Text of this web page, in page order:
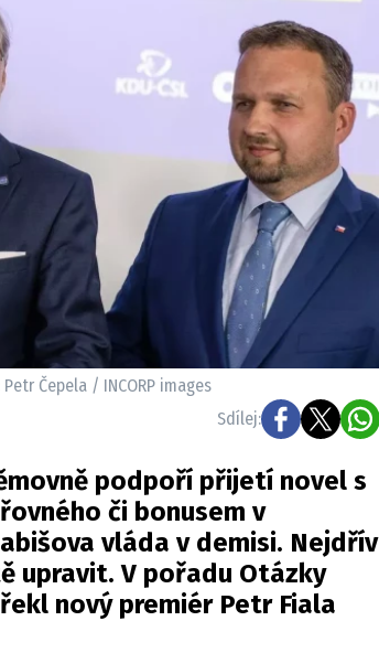
nám mail na: redakce@newsbox.cz
Nejlepší z vás odměníme
Čepela / INCORP images
Sdílej:
podpoří přijetí novel s
či bonusem v
vláda v demisi. Nejdřív
upravit. V pořadu Otázky
nový premiér Petr Fiala